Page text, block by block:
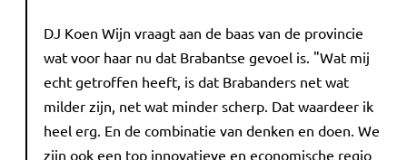
DJ Koen Wijn vraagt aan de baas van de provincie
wat voor haar nu dat Brabantse gevoel is. "Wat mij
echt getroffen heeft, is dat Brabanders net wat
milder zijn, net wat minder scherp. Dat waardeer ik
heel erg. En de combinatie van denken en doen. We
zijn ook een top innovatieve en economische regio